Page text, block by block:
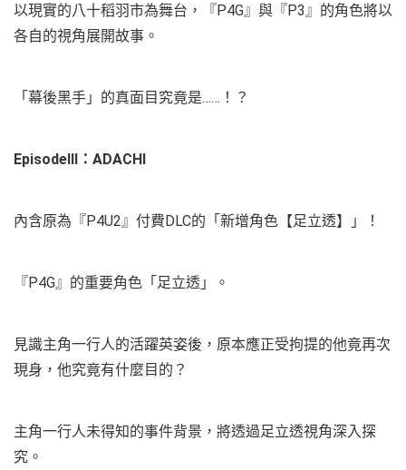
以現實的八十稻羽市為舞台，『P4G』與『P3』的角色將以
各自的視角展開故事。
「幕後黑手」的真面目究竟是……！？
EpisodeⅢ：ADACHI
內含原為『P4U2』付費DLC的「新增角色【足立透】」！
『P4G』的重要角色「足立透」。
見識主角一行人的活躍英姿後，原本應正受拘提的他竟再次
現身，他究竟有什麼目的？
主角一行人未得知的事件背景，將透過足立透視角深入探
究。